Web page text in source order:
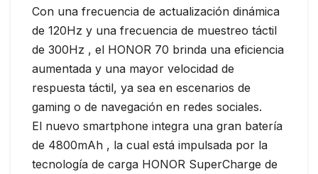
Con una frecuencia de actualización dinámica
de 120Hz y una frecuencia de muestreo táctil
de 300Hz , el HONOR 70 brinda una eficiencia
aumentada y una mayor velocidad de
respuesta táctil, ya sea en escenarios de
gaming o de navegación en redes sociales.
El nuevo smartphone integra una gran batería
de 4800mAh , la cual está impulsada por la
tecnología de carga HONOR SuperCharge de